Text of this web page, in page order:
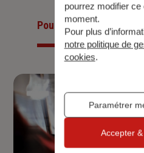
Pour les particuliers
pourrez modifier ce
moment.
Pour plus
notre politique de
cookies.
Paramétrer
Accepter